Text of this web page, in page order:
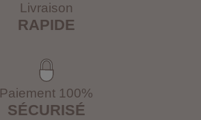
Livraison
RAPIDE
Paiement 100%
SÉCURISÉ